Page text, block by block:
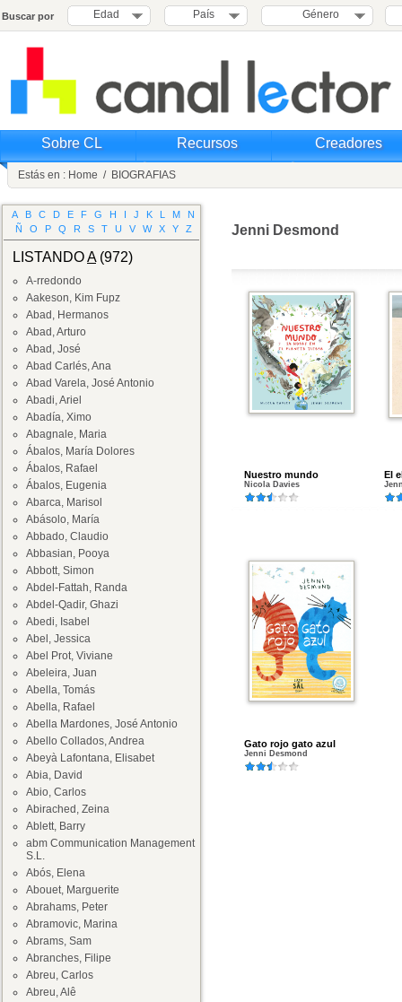
Buscar por Edad País Género
Sobre CL Recursos Creadores
Estás en : Home / BIOGRAFIAS
A B C D E F G H I J K L M
N
Ñ
O P Q R S T U V W X Y Z
LISTANDOA(972)
A-rredondo
Aakeson, Kim Fupz
Abad, Hermanos
Abad, Arturo
Abad, José
Abad Carlés, Ana
Abad Varela, José Antonio
Abadi, Ariel
Abadía, Ximo
Abagnale, Maria
Ábalos, María Dolores
Ábalos, Rafael
Ábalos, Eugenia
Abarca, Marisol
Abásolo, María
Abbado, Claudio
Abbasian, Pooya
Abbott, Simon
Abdel-Fattah, Randa
Abdel-Qadir, Ghazi
Abedi, Isabel
Abel, Jessica
Abel Prot, Viviane
Abeleira, Juan
Abella, Tomás
Abella, Rafael
Abella Mardones, José Antonio
Abello Collados, Andrea
Abeyà Lafontana, Elisabet
Abia, David
Abio, Carlos
Abirached, Zeina
Ablett, Barry
abm Communication Management
S.L.
Abós, Elena
Abouet, Marguerite
Abrahams, Peter
Abramovic, Marina
Abrams, Sam
Abranches, Filipe
Abreu, Carlos
Abreu, Alê
Jenni Desmond
Nuestro mundo
Nicola Davies
El
Gato rojo gato azul
Jenni Desmond